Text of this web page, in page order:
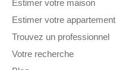
Estimer votre maison
Estimer votre appartement
Trouvez un professionnel
Votre recherche